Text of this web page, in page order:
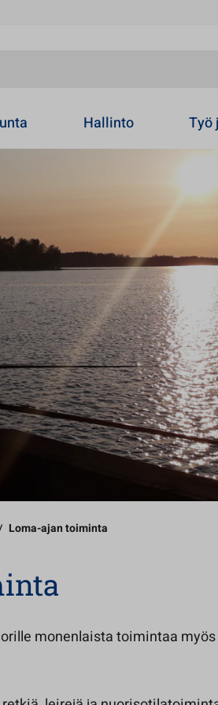
Hallinto Työ
Loma-ajan toiminta
monenlaista toimintaa